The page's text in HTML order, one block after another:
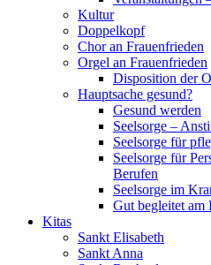
Kultur
Doppelkopf
Chor an Frauenfrieden
Orgel an Frauenfrieden
Disposition der
Hauptsache gesund?
Gesund werden
Seelsorge –
Seelsorge für
Seelsorge für
Berufen
Seelsorge im
Gut begleitet am
Kitas
Sankt Elisabeth
Sankt Anna